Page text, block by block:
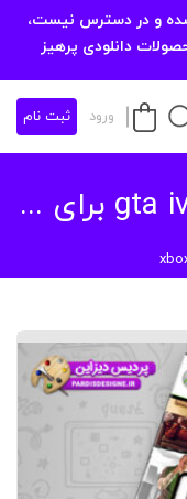
و در دسترس نیست،
دانلودی پرهیز
ورود ثبت نام